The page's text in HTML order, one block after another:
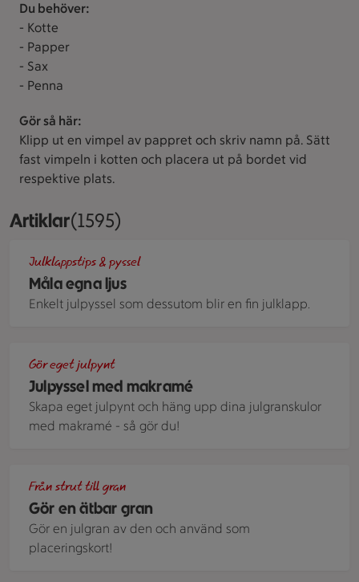
Du behöver:
- Kotte
- Papper
- Sax
- Penna
Gör så här:
Klipp ut en vimpel av pappret och skriv namn på. Sätt
fast vimpeln i kotten och placera ut på bordet vid
respektive plats.
ArtiklarVisar 1595 stycken
(1595)
Måla egna ljus
Julklappstips & pyssel
Enkelt julpyssel som dessutom blir en fin julklapp.
Julpyssel med makramé
Gör eget julpynt
Skapa eget julpynt och häng upp dina julgranskulor
med makramé - så gör du!
Gör en ätbar gran
Från strut till gran
Gör en julgran av den och använd som
placeringskort!